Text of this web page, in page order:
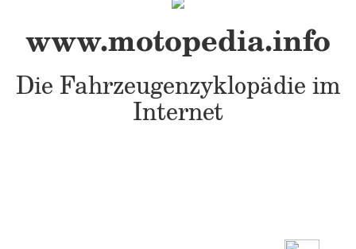
www.motopedia.info
Die Fahrzeugenzyklopädie im
Internet